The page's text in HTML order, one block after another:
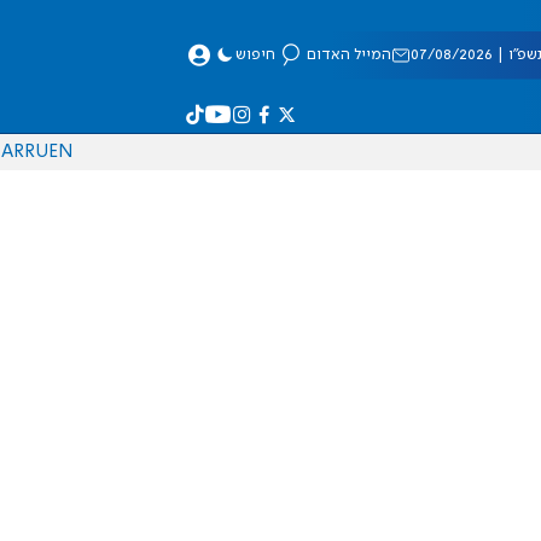
08/2026 המייל האדום חיפוש
EN
RU
AR